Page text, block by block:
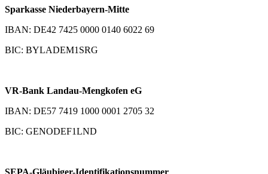
Sparkasse Niederbayern-Mitte
IBAN: DE42 7425 0000 0140 6022 69
BIC: BYLADEM1SRG
VR-Bank Landau-Mengkofen eG
IBAN: DE57 7419 1000 0001 2705 32
BIC: GENODEF1LND